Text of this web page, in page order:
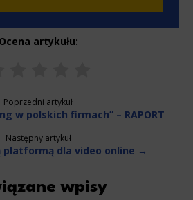
Ocena artykułu:
Poprzedni artykuł
w polskich firmach” – RAPORT
Następny artykuł
platformą dla video online →
wpisy